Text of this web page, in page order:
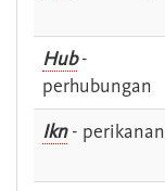
Hub-
perhubungan
Ikn- perikanan